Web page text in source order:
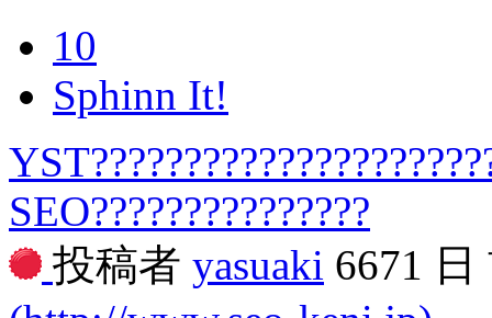
10
Sphinn It!
SEO???????????????
投稿者 yasuaki 6671 日